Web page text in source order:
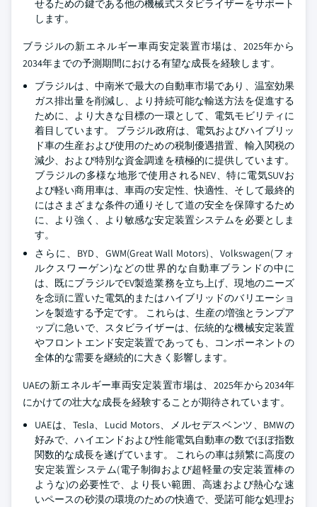
せるための鍵である他の機械式スタビライザーをサポート
します。
ブラジルの新エネルギー車両安定装置市場は、2025年から
2034年までの予測期間における有望な成長を経験します。
ブラジルは、中南米で最大の自動車市場であり、温室効果
ガス排出量を削減し、より持続可能な輸送方法を促進する
ために、より大きな目標の一環として、電気モビリティに
着目しています。 ブラジル政府は、電気およびハイブリッ
ド車の生産および使用のための税制優遇措置、輸入関税の
減少、および特別な資金調達を積極的に提供しています。
ブラジルの多様な地形で使用されるNEV、特に電気SUVお
よび軽い商用車は、車両の安定性、快適性、そして最終的
にはさまざまな条件の通りそして道の安全を保障するため
に、より強く、より敏感な安定装置システムを必要としま
す。
さらに、BYD、GWM(Great Wall Motors)、Volkswagen(フォ
ルクスワーゲン)などの世界的な自動車ブランドの中に
は、既にブラジルでEV製造業務を立ち上げ、現地のニーズ
を念頭に置いた電気的またはハイブリッドのバリエーショ
ンを製造する予定です。 これらは、生産の増強とランプア
ップに急いで、スタビライザーは、伝統的な機械安定装置
やフロントエンド安定装置であっても、コンポーネントの
全体的な需要を継続的に大きく影響します。
UAEの新エネルギー車両安定装置市場は、2025年から2034年
にかけての壮大な成長を経験することが期待されています。
UAEは、Tesla、Lucid Motors、メルセデスベンツ、BMWの
好みで、ハイエンドおよび性能電気自動車の数でほぼ指数
関数的な成長を遂げています。 これらの車は頻繁に高度の
安定装置システム(電子制御および超軽量の安定装置棒の
ような)の必要性で、より長い範囲、高速および熱心な速
いペースの砂漠の環境のための快適で、受諾可能な処理お